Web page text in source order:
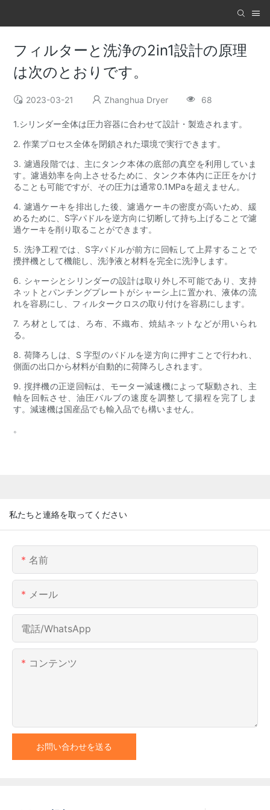
フィルターと洗浄の2in1設計の原理
は次のとおりです。
2023-03-21 Zhanghua Dryer 68
1.シリンダー全体は圧力容器に合わせて設計・製造されます。
2. 作業プロセス全体を閉鎖された環境で実行できます。
3. 濾過段階では、主にタンク本体の底部の真空を利用していま
す。濾過効率を向上させるために、タンク本体内に正圧をかけ
ることも可能ですが、その圧力は通常0.1MPaを超えません。
4. 濾過ケーキを排出した後、濾過ケーキの密度が高いため、緩
めるために、S字パドルを逆方向​​に切断して持ち上げることで濾
過ケーキを削り取ることができます。
5. 洗浄工程では、S字パドルが前方に回転して上昇することで
攪拌機として機能し、洗浄液と材料を完全に洗浄します。
6. シャーシとシリンダーの設計は取り外し不可能であり、支持
ネットとパンチングプレートがシャーシ上に置かれ、液体の流
れを容易にし、フィルタークロスの取り付けを容易にします。
7. ろ材としては、ろ布、不織布、焼結ネットなどが用いられ
る。
8. 荷降ろしは、S 字型のパドルを逆方向​​に押すことで行われ、
側面の出口から材料が自動的に荷降ろしされます。
9. 撹拌機の正逆回転は、モーター減速機によって駆動され、主
軸を回転させ、油圧バルブの速度を調整して揚程を完了しま
す。減速機は国産品でも輸入品でも構いません。
。
私たちと連絡を取ってください
名前
メール
電話/WhatsApp
コンテンツ
お問い合わせを送る